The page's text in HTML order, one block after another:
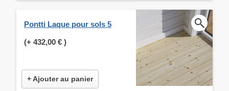
Pontti Laque pour sols 5
(+ 432,00 € )
+ Ajouter au panier